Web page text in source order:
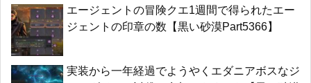
エージェントの冒険クエ1週間で得られたエー
ジェントの印章の数【黒い砂漠Part5366】
実装から一年経過でようやくエダニアボスなジ